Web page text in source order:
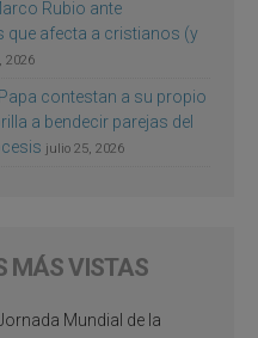
Rubio ante
afecta a cristianos (y
2026
contestan a su propio
a bendecir parejas del
julio 25, 2026
MÁS VISTAS
Mundial de la